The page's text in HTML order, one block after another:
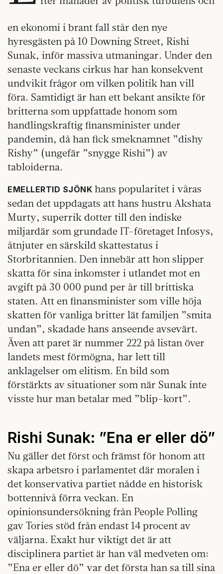
en ekonomi i brant fall står den nye
hyresgästen på 10 Downing Street, Rishi
Sunak, inför massiva utmaningar. Under den
senaste veckans cirkus har han konsekvent
undvikit frågor om vilken politik han vill
föra. Samtidigt är han ett bekant ansikte för
britterna som uppfattade honom som
handlingskraftig finansminister under
pandemin, då han fick smeknamnet ”dishy
Rishy” (ungefär ”snygge Rishi”) av
tabloiderna.
EMELLERTID SJÖNK hans popularitet i våras
sedan det uppdagats att hans hustru Akshata
Murty, superrik dotter till den indiske
miljardär som grundade IT-företaget Infosys,
åtnjuter en särskild skattestatus i
Storbritannien. Den innebär att hon slipper
skatta för sina inkomster i utlandet mot en
avgift på 30 000 pund per år till brittiska
staten. Att en finansminister som ville höja
skatten för vanliga britter lät familjen ”smita
undan”, skadade hans anseende avsevärt.
Även att paret är nummer 222 på listan över
landets mest förmögna, har lett till
anklagelser om elitism. En bild som
förstärkts av situationer som när Sunak inte
visste hur man betalar med ”blip-kort”.
Rishi Sunak: ”Ena er eller dö”
Nu gäller det först och främst för honom att
skapa arbetsro i parlamentet där moralen i
det konservativa partiet nådde en historisk
bottennivå förra veckan. En
opinionsundersökning från People Polling
gav Tories stöd från endast 14 procent av
väljarna. Exakt hur viktigt det är att
disciplinera partiet är han väl medveten om:
”Ena er eller dö” var det första han sa till sina